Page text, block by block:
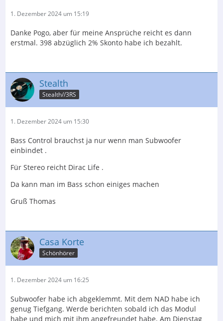
1. Dezember 2024 um 15:19
Danke Pogo, aber für meine Ansprüche reicht es dann
erstmal. 398 abzüglich 2% Skonto habe ich bezahlt.
Stealth
Stealth//3RS
1. Dezember 2024 um 15:30
Bass Control brauchst ja nur wenn man Subwoofer
einbindet .
Für Stereo reicht Dirac Life .
Da kann man im Bass schon einiges machen
Gruß Thomas
Casa Korte
Schönhörer
1. Dezember 2024 um 16:25
Subwoofer habe ich abgeklemmt. Mit dem NAD habe ich
genug Tiefgang. Werde berichten sobald ich das Modul
habe und mich mit ihm angefreundet habe. Am Dienstag